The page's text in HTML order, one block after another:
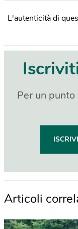
L'autenticità di
Per un
Articoli